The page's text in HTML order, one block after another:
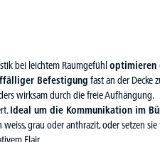
bei leichtem Raumgefühloptimieren
Befestigung fast an der Decke
wirksam durch die freie Aufhängung.
Ideal um die Kommunikation im
grau oder anthrazit, oder setzen